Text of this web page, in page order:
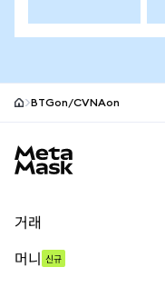
BTGon/CVNAon
거래
머니 신규